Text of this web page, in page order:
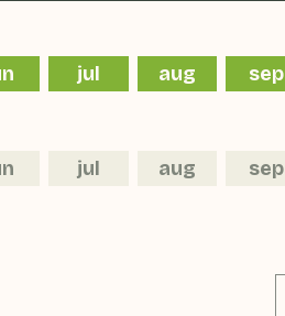
jul aug sep
jul aug sep